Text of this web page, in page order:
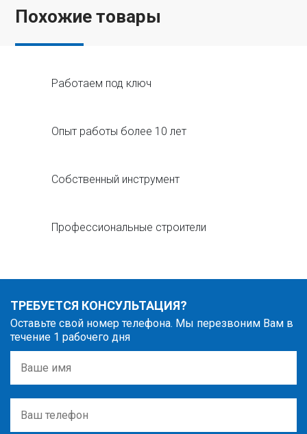
Похожие товары
Работаем под ключ
Опыт работы более 10 лет
Собственный инструмент
Профессиональные строители
ТРЕБУЕТСЯ КОНСУЛЬТАЦИЯ?
Оставьте свой номер телефона. Мы перезвоним Вам в
течение 1 рабочего дня